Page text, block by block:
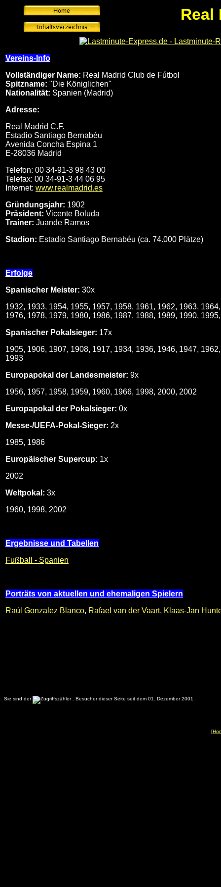
Real
Vereins-Info
Vollständiger Name: Real Madrid Club de Fútbol
Spitzname: "Die Königlichen"
Nationalität: Spanien (Madrid)
Adresse:
Real Madrid C.F.
Estadio Santiago Bernabéu
Avenida Concha Espina 1
E-28036 Madrid
Telefon: 00 34-91-3 98 43 00
Telefax: 00 34-91-3 44 06 95
Internet: www.realmadrid.es
Gründungsjahr: 1902
Präsident: Vicente Boluda
Trainer: Juande Ramos
Stadion: Estadio Santiago Bernabéu (ca. 74.000 Plätze)
Erfolge
Spanischer Meister: 30x
1932, 1933, 1954, 1955, 1957, 1958, 1961, 1962, 1963,
1976, 1978, 1979, 1980, 1986, 1987, 1988, 1989, 1990,
Spanischer Pokalsieger: 17x
1905, 1906, 1907, 1908, 1917, 1934, 1936, 1946, 1947,
1993
Europapokal der Landesmeister: 9x
1956, 1957, 1958, 1959, 1960, 1966, 1998, 2000, 2002
Europapokal der Pokalsieger: 0x
Messe-/UEFA-Pokal-Sieger: 2x
1985, 1986
Europäischer Supercup: 1x
2002
Weltpokal: 3x
1960, 1998, 2002
Ergebnisse und Tabellen
Fußball - Spanien
Porträts von aktuellen und ehemaligen Spielern
Raúl Gonzalez Blanco, Rafael van der Vaart, Klaas-Jan
Sie sind der Besucher dieser Seite seit dem 01. Dezember 2001.
[